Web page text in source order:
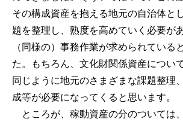
その構成資産を抱える地元の自治体と
題を整理し、熟度を高めていく必要が
（同様の）事務作業が求められている
た。もちろん、文化財関係資産につい
同じように地元のさまざまな課題整理
成等が必要になってくると思います。
ところが、稼動資産の分のついては